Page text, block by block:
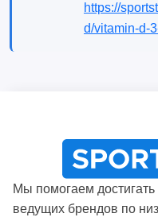
https://
d/vitamin-d-
Мы помогаем
ведущих брендов по